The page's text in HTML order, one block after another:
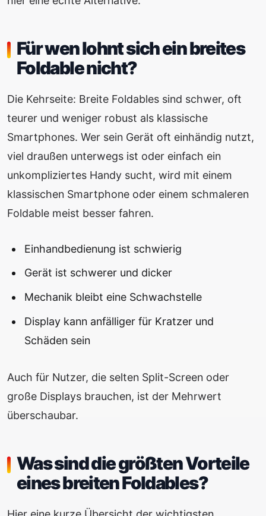
Für wen lohnt sich ein breites
Foldable nicht?
Die Kehrseite: Breite Foldables sind schwer, oft
teurer und weniger robust als klassische
Smartphones. Wer sein Gerät oft einhändig nutzt,
viel draußen unterwegs ist oder einfach ein
unkompliziertes Handy sucht, wird mit einem
klassischen Smartphone oder einem schmaleren
Foldable meist besser fahren.
Einhandbedienung ist schwierig
Gerät ist schwerer und dicker
Mechanik bleibt eine Schwachstelle
Display kann anfälliger für Kratzer und
Schäden sein
Auch für Nutzer, die selten Split-Screen oder
große Displays brauchen, ist der Mehrwert
überschaubar.
Was sind die größten Vorteile
eines breiten Foldables?